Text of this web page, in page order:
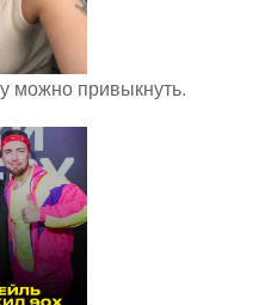
можно привыкнуть.